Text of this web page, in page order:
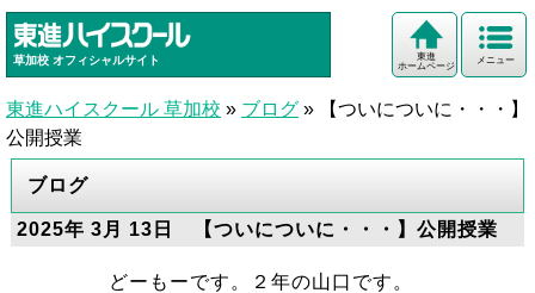
草加校 オフィシャルサイト メニュー
東進
ホームページ
東進ハイスクール 草加校 » ブログ »
【ついについに・・・】
公開授業
ブログ
2025年 3月 13日 【ついについに・・・】公開授業
どーもーです。２年の山口です。